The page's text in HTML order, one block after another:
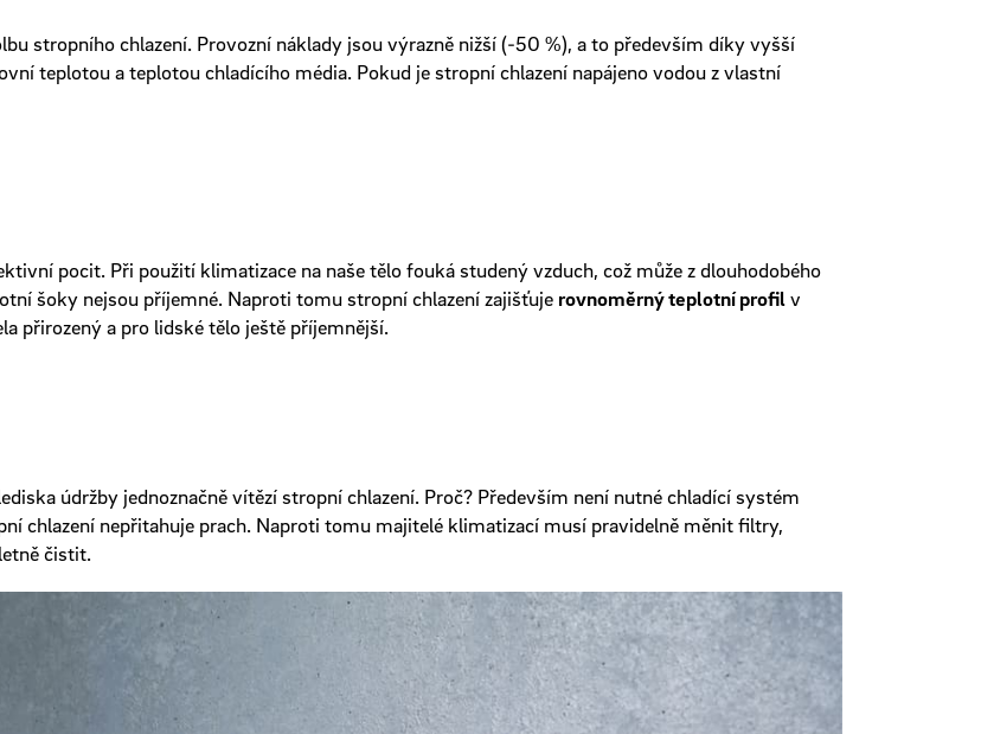
stropního chlazení. Provozní náklady jsou výrazně nižší (-50 %), a to především díky vyšší
teplotou a teplotou chladícího média. Pokud je stropní chlazení napájeno vodou z vlastní
pocit. Při použití klimatizace na naše tělo fouká studený vzduch, což může z dlouhodobého
šoky nejsou příjemné. Naproti tomu stropní chlazení zajišťuje rovnoměrný teplotní profilv
přirozený a pro lidské tělo ještě příjemnější.
údržby jednoznačně vítězí stropní chlazení. Proč? Především není nutné chladící systém
chlazení nepřitahuje prach. Naproti tomu majitelé klimatizací musí pravidelně měnit filtry,
čistit.